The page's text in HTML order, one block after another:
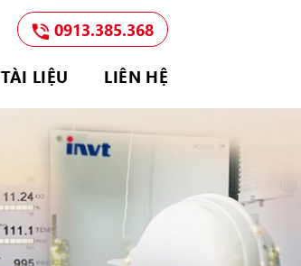
0913.385.368
TÀI LIỆU LIÊN HỆ